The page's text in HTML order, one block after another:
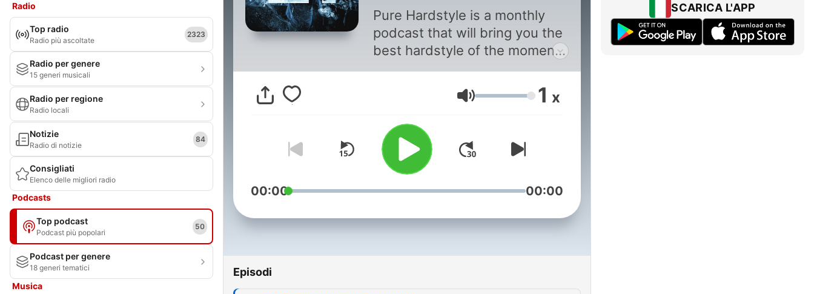
Radio
Top radio
Radio più ascoltate
2323
Radio per genere
15 generi musicali
Radio per regione
Radio locali
Notizie
Radio di notizie
84
Consigliati
Elenco delle migliori radio
Podcasts
Top podcast
Podcast più popolari
50
Podcast per genere
18 generi tematici
Musica
Pure Hardstyle is a monthly
podcast that will bring you the
best hardstyle of the moment.
A podcast where it's all about
the music. Selected, mixed
and presented by KELTEK.
KELTEK is the one of the most
influential hardstyle artists of
the moment, known from hits
such as Dark Sun, Through
The Night, One Tribe (Defqon.1
Comes.
Volume 1 x
00:00 00:00
Episodi
SCARICA L'APP